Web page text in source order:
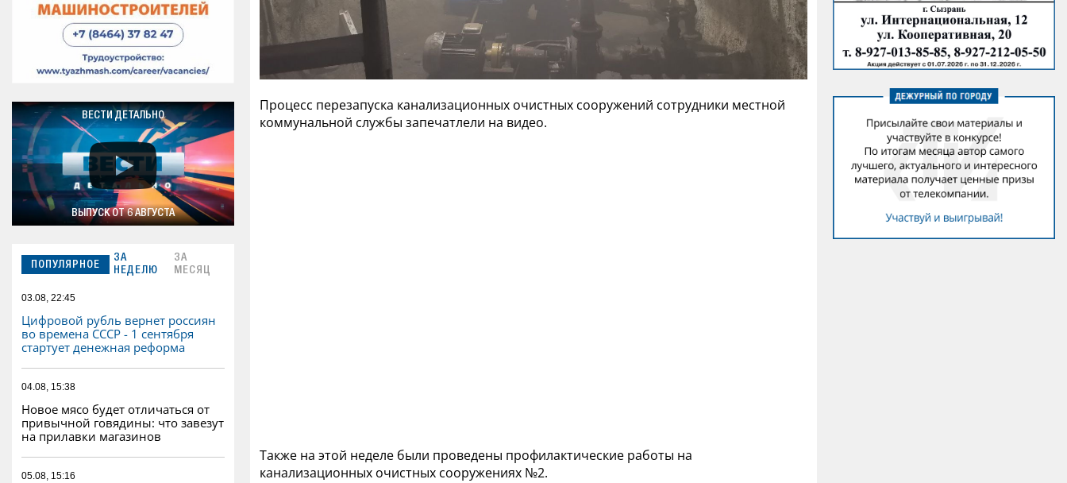
ВЕСТИ ДЕТАЛЬНО
ВЫПУСК ОТ 6 АВГУСТА
ПОПУЛЯРНОЕ
ЗА
НЕДЕЛЮ
ЗА
МЕСЯЦ
03.08, 22:45
Цифровой рубль вернет россиян
во времена СССР - 1 сентября
стартует денежная реформа
04.08, 15:38
Новое мясо будет отличаться от
привычной говядины: что завезут
на прилавки магазинов
05.08, 15:16
Процесс перезапуска канализационных очистных сооружений сотрудники местной
коммунальной службы запечатлели на видео.
Также на этой неделе были проведены профилактические работы на
канализационных очистных сооружениях №2.